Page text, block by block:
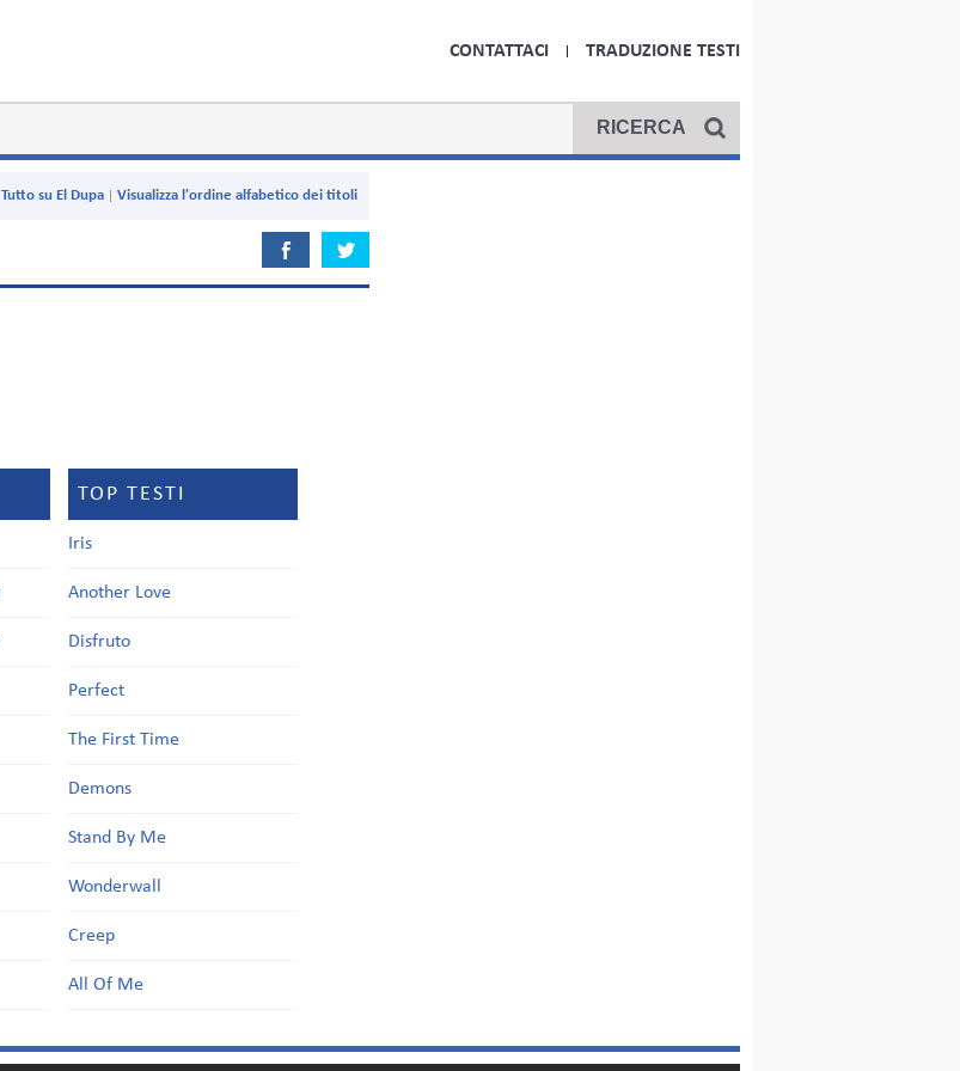
CONTATTACI TRADUZIONE TESTI
Visualizza l'ordine alfabetico dei titoli
Tutto su El Dupa
TOP TESTI
Iris
Another Love
Disfruto
Perfect
The First Time
Demons
Stand By Me
Wonderwall
Creep
All Of Me